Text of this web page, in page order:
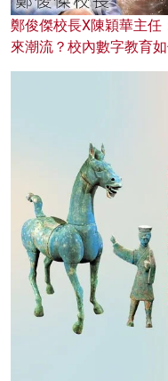
鄭俊傑校長X陳穎華主任
來潮流？校內數字教育